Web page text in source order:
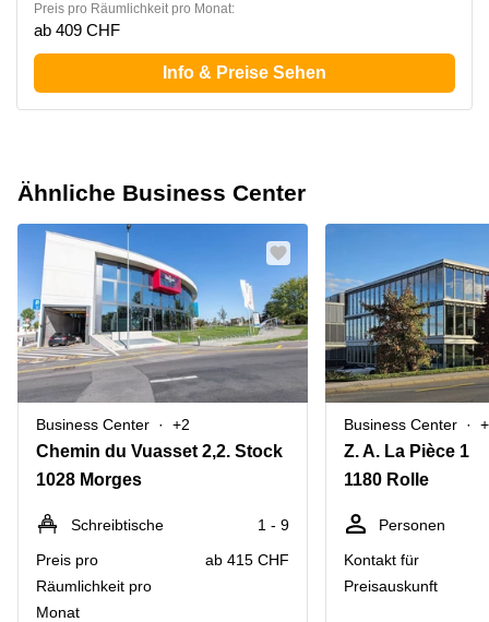
Preis pro Räumlichkeit pro Monat:
ab 409 CHF
Info & Preise Sehen
Ähnliche Business Center
Business Center +2
Chemin du Vuasset 2,2. Stock
1028 Morges
Schreibtische
1 - 9
Preis pro
Räumlichkeit pro
Monat
ab 415 CHF
Business Center
Z. A. La Pièce 1
1180 Rolle
Personen
Kontakt für
Preisauskunft